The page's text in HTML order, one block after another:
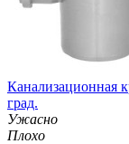
Канализационная
град.
Ужасно
Плохо